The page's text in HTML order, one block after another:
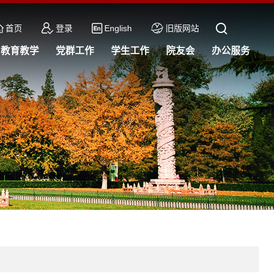
首页 登录 English 旧版网站
教育教学 党群工作 学生工作 院友会 办公服务